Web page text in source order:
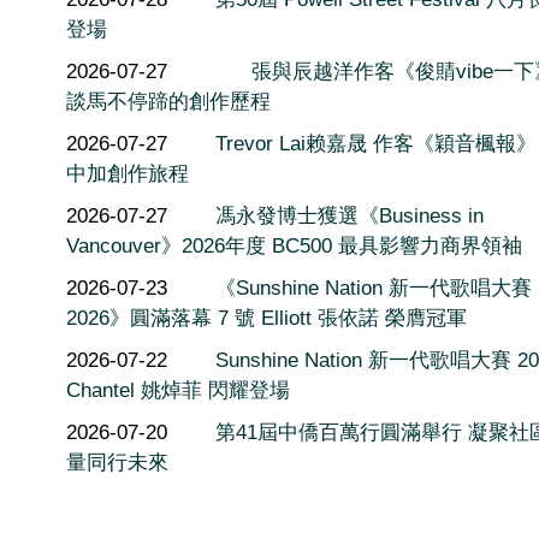
登場
2026-07-27
張與辰越洋作客《俊䝼vibe一下
談馬不停蹄的創作歷程
2026-07-27
Trevor Lai赖嘉晟 作客《穎音楓報
中加創作旅程
2026-07-27
馮永發博士獲選《Business in
Vancouver》2026年度 BC500 最具影響力商界領袖
2026-07-23
《Sunshine Nation 新一代歌唱大賽
2026》圓滿落幕 7 號 Elliott 張依諾 榮膺冠軍
2026-07-22
Sunshine Nation 新一代歌唱大賽
Chantel 姚焯菲 閃耀登場
2026-07-20
第41屆中僑百萬行圓滿舉行 凝聚社
量同行未來